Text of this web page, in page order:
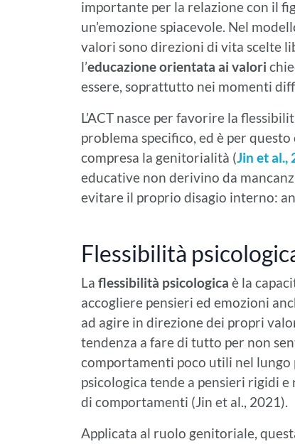
importante per la relazione con il
un’emozione spiacevole. Nel
valori sono direzioni di vita scelte
l’educazione orientata ai valori
essere, soprattutto nei momenti
L’ACT nasce per favorire la
problema specifico, ed è per
compresa la genitorialità (Jin et al.,
educative non derivino da
evitare il proprio disagio interno:
Flessibilità
La flessibilità psicologica è la
accogliere pensieri ed emozioni
ad agire in direzione dei propri
tendenza a fare di tutto per non
comportamenti poco utili nel lungo
psicologica tende a pensieri rigidi
di comportamenti (Jin et al., 2021).
Applicata al ruolo genitoriale,